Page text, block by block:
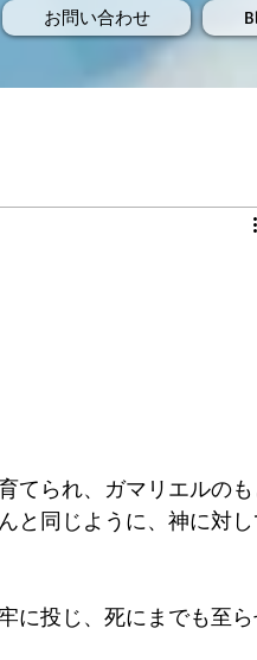
お問い合わせ
てられ、ガマリエルのも
と同じように、神に対し
に投じ、死にまでも至